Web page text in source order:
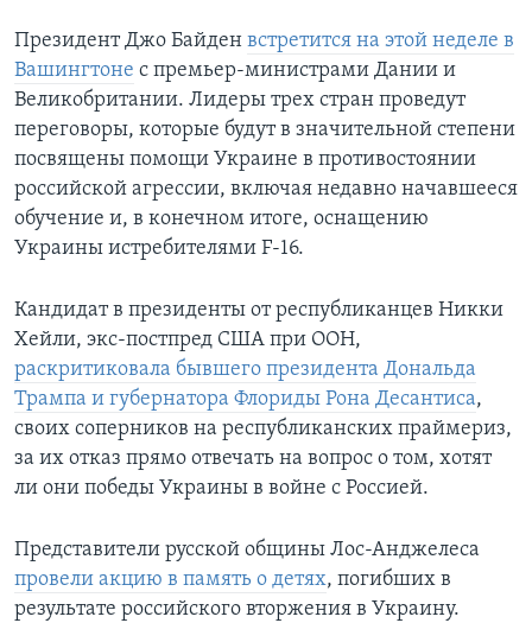
Президент Джо Байден встретится на этой неделе в
Вашингтоне с премьер-министрами Дании и
Великобритании. Лидеры трех стран проведут
переговоры, которые будут в значительной степени
посвящены помощи Украине в противостоянии
российской агрессии, включая недавно начавшееся
обучение и, в конечном итоге, оснащению
Украины истребителями F-16.
Кандидат в президенты от республиканцев Никки
Хейли, экс-постпред США при ООН,
раскритиковала бывшего президента Дональда
Трампа и губернатора Флориды Рона Десантиса,
своих соперников на республиканских праймериз,
за их отказ прямо отвечать на вопрос о том, хотят
ли они победы Украины в войне с Россией.
Представители русской общины Лос-Анджелеса
провели акцию в память о детях, погибших в
результате российского вторжения в Украину.